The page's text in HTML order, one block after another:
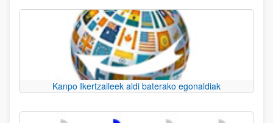
Kanpo Ikertzaileek aldi baterako egonaldiak